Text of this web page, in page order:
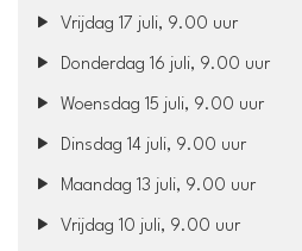
Vrijdag 17 juli, 9.00 uur
Donderdag 16 juli, 9.00 uur
Woensdag 15 juli, 9.00 uur
Dinsdag 14 juli, 9.00 uur
Maandag 13 juli, 9.00 uur
Vrijdag 10 juli, 9.00 uur